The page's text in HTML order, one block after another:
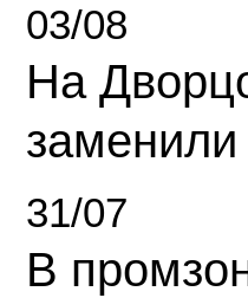
03/08
На
заменили
31/07
В